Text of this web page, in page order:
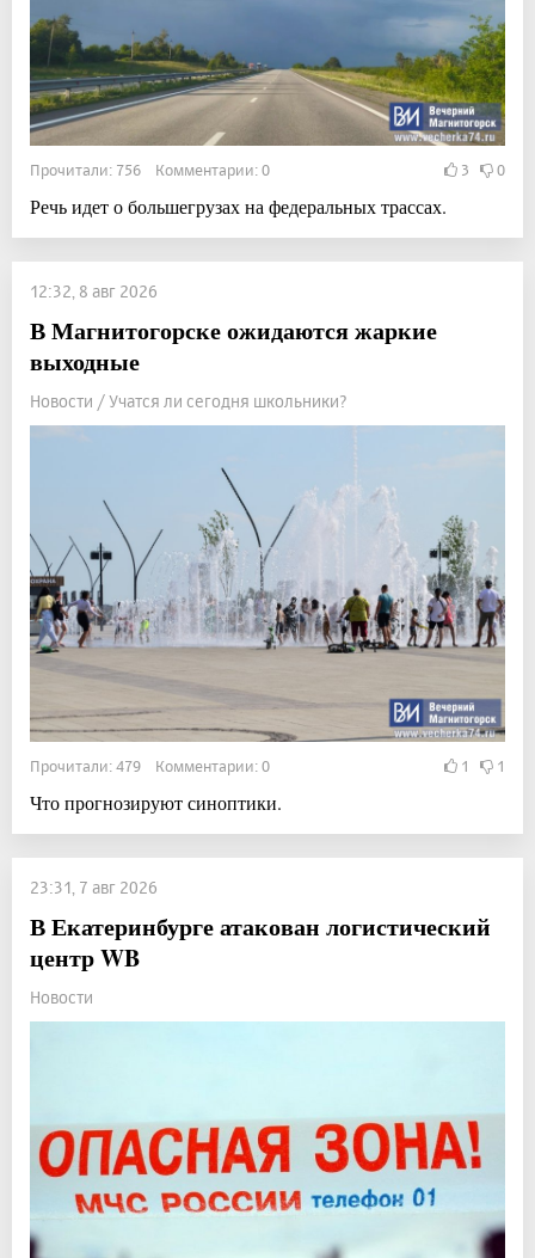
Прочитали: 756 Комментарии: 0 3 0
Речь идет о большегрузах на федеральных трассах.
12:32, 8 авг 2026
В Магнитогорске ожидаются жаркие
выходные
Новости / Учатся ли сегодня школьники?
Прочитали: 479 Комментарии: 0 1 1
Что прогнозируют синоптики.
23:31, 7 авг 2026
В Екатеринбурге атакован логистический
центр WB
Новости